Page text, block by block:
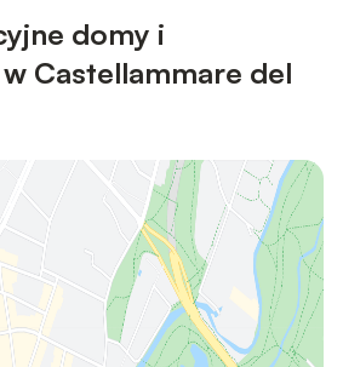
domy i
Castellammare del